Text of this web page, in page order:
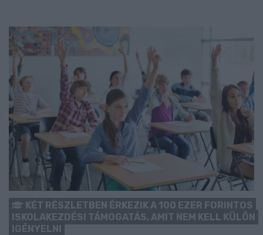
KÉT RÉSZLETBEN ÉRKEZIK A 100 EZER FORINTOS
ISKOLAKEZDÉSI TÁMOGATÁS, AMIT NEM KELL KÜLÖN
IGÉNYELNI